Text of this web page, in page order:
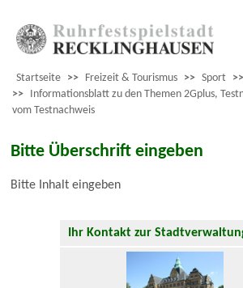
Startseite >> Freizeit & Tourismus >> Sport >>
>> Informationsblatt zu den Themen 2Gplus,
vom Testnachweis
Bitte Überschrift eingeben
Bitte Inhalt eingeben
Ihr Kontakt zur